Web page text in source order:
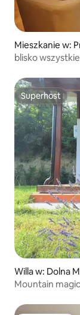
Mieszkanie w:
blisko
Superhost
Superhost
Willa w: Dolna
Mountain